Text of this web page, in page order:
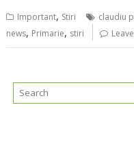
Important, Stiri claudiu
news, Primarie, stiri